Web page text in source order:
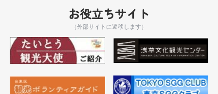
お役立ちサイト
（外部サイトに遷移します）